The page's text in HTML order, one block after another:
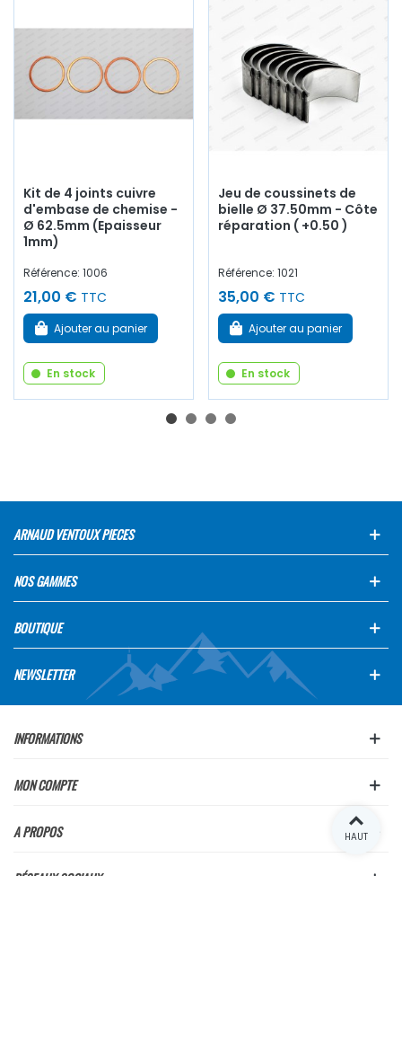
Kit de 4 joints cuivre
d'embase de chemise -
Ø 62.5mm (Epaisseur
1mm)
Référence: 1006
21,00 € TTC
Ajouter au panier
En stock
Jeu de coussinets de
bielle Ø 37.50mm - Côte
réparation ( +0.50 )
Référence: 1021
35,00 € TTC
Ajouter au panier
En stock
ARNAUD VENTOUX PIECES
NOS GAMMES
BOUTIQUE
NEWSLETTER
INFORMATIONS
MON COMPTE
A PROPOS
RÉSEAUX SOCIAUX
HAUT